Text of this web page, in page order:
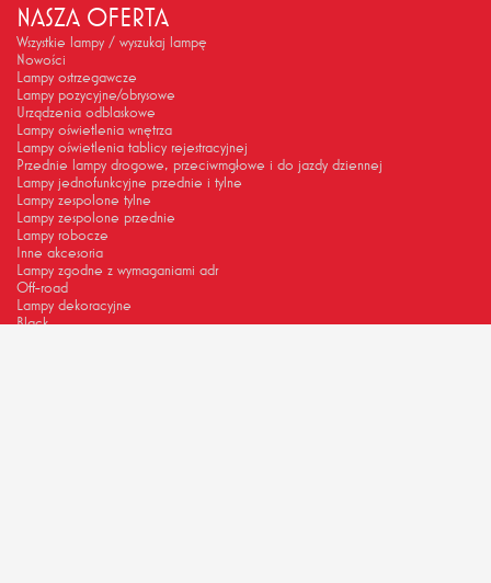
NASZA OFERTA
Wszystkie lampy / wyszukaj lampę
Nowości
Lampy ostrzegawcze
Lampy pozycyjne/obrysowe
Urządzenia odblaskowe
Lampy oświetlenia wnętrza
Lampy oświetlenia tablicy rejestracyjnej
Przednie lampy drogowe, przeciwmgłowe i do jazdy dziennej
Lampy jednofunkcyjne przednie i tylne
Lampy zespolone tylne
Lampy zespolone przednie
Lampy robocze
Inne akcesoria
Lampy zgodne z wymaganiami adr
Off-road
Lampy dekoracyjne
Black